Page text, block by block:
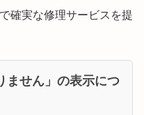
確実な修理サービスを提
ません」の表示につ